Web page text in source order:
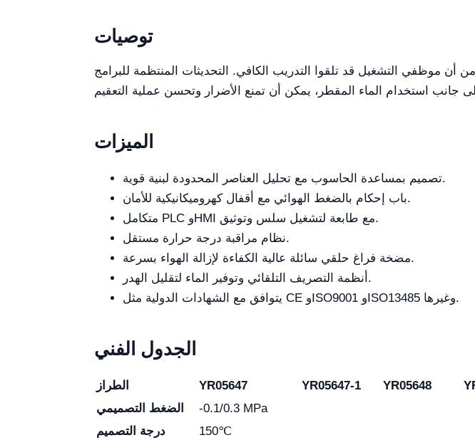
توصيات
أن موظفي التشغيل قد تلقوا التدريب الكافي. التحديثات المنتظمة للبرامج
الميزات
تصميم بمساعدة الحاسوب مع تحليل العناصر المحدودة لبنية قوية.
باب إحكام بالضغط الهوائي مع أقفال كهروميكانيكية للأمان.
متكامل PLC وHMI مع طابعة لتشغيل سلس وتوثيق.
نظام مراقبة درجة حرارة مستقل.
مضخة فراغ حلقي سائلة عالية الكفاءة لإزالة الهواء بسرعة.
أنظمة التصريف التلقائي وتوفير الماء لتقليل الهدر.
يتوافق مع الشهادات الدولية مثل CE وISO9001 وISO13485 وغيرها.
الجدول الفني
الطراز YR05647 YR05647-1 YR05648
الضغط التصميمي
-0.1/0.3 MPa
درجة التصميم
150℃